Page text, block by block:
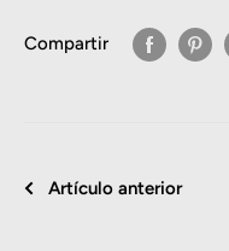
Compartir
Artículo anterior